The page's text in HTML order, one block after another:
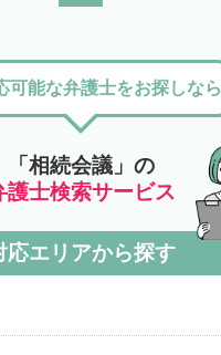
「相続会議」の
護士検索サービス
可能な弁護士をお探しなら
応エリアから探す